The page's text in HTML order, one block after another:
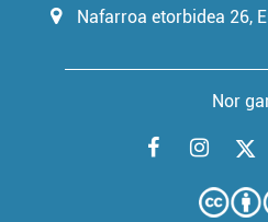
Nafarroa etorbidea 26,
Nor